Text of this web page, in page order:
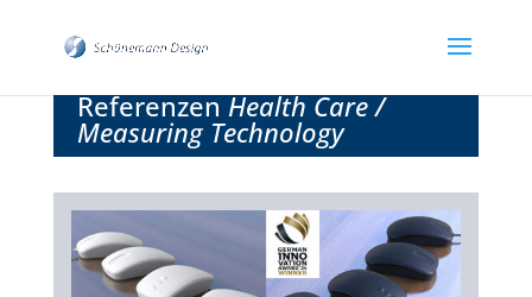
ReferenzenHealth Care /
Measuring Technology